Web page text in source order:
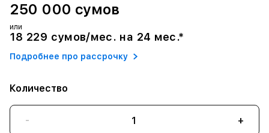
250 000 сумов
или
18 229 сумов/мес. на 24 мес.*
Подробнее про рассрочку
Количество
- +